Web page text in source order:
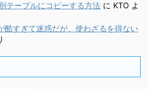
テーブルにコピーする方法 に KTO よ
すぎて迷惑だが、使わざるを得ない